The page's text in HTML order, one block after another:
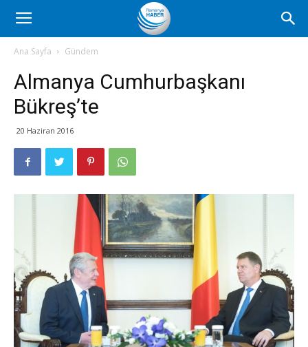
Romanya
Haber
Ana Sayfa Gündem
Almanya Cumhurbaşkanı
Bükreş’te
20 Haziran 2016